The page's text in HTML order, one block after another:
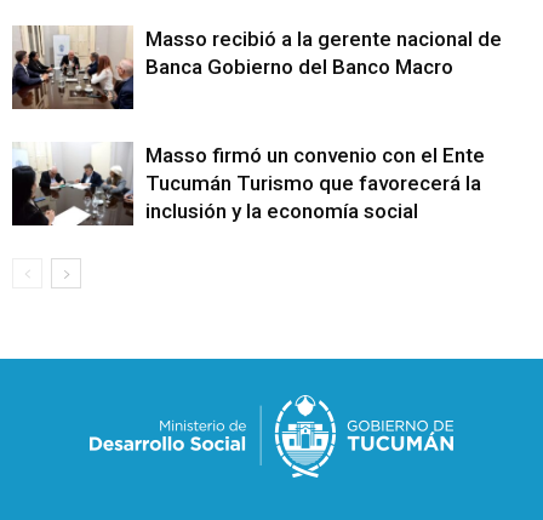
Masso recibió a la gerente nacional de
Banca Gobierno del Banco Macro
Masso firmó un convenio con el Ente
Tucumán Turismo que favorecerá la
inclusión y la economía social